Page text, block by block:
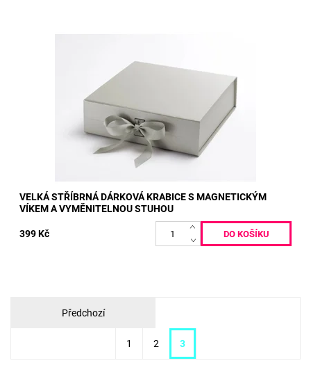
VELKÁ STŘÍBRNÁ DÁRKOVÁ KRABICE S MAGNETICKÝM
VÍKEM A VYMĚNITELNOU STUHOU
399 Kč
Předchozí
1 2 3